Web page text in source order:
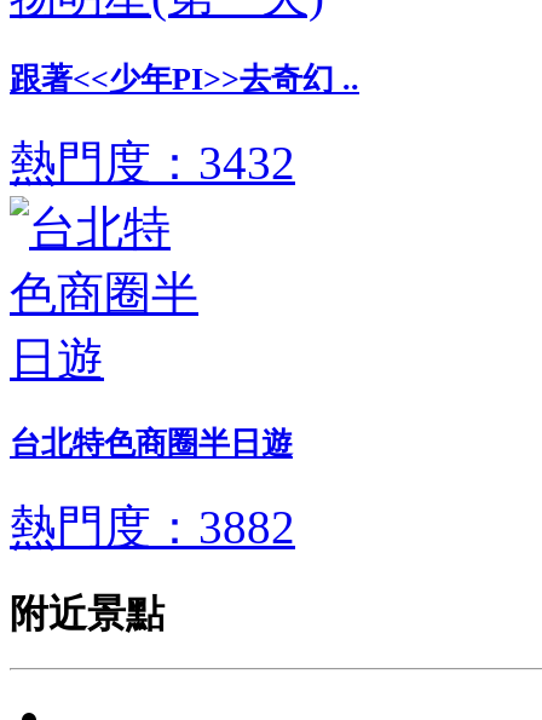
跟著<<少年PI>>去奇幻 ..
熱門度：3432
台北特色商圈半日遊
熱門度：3882
附近景點